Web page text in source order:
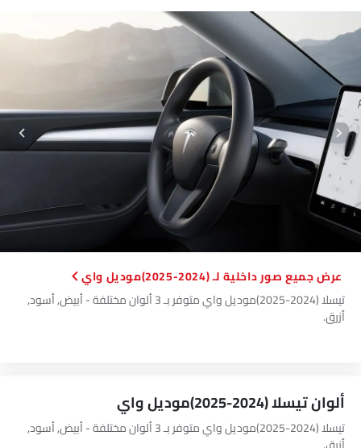
صور داخلية لـ (2024-2025)موديل واي
تيسلا (2024-2025)موديل واي متوفر بـ 3 ألوان مختلفة - أبيض, أسود,
أزرق.
ألوان تيسلا (2024-2025)موديل واي
تيسلا (2024-2025)موديل واي متوفر بـ 3 ألوان مختلفة - أبيض, أسود,